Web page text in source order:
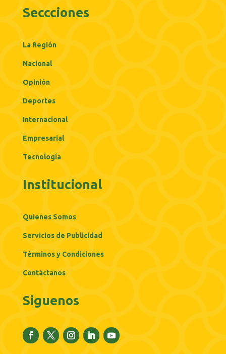
Seccciones
La Región
Nacional
Opinión
Deportes
Internacional
Empresarial
Tecnología
Institucional
Quienes Somos
Servicios de Publicidad
Términos y Condiciones
Contáctanos
Siguenos